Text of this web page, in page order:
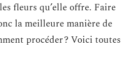
fleurs qu’elle offre. Faire
la meilleure manière de
procéder ? Voici toutes